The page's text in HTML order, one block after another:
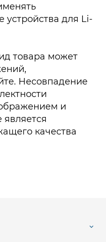
для Li-
товара может
Несовпадение
и
качества